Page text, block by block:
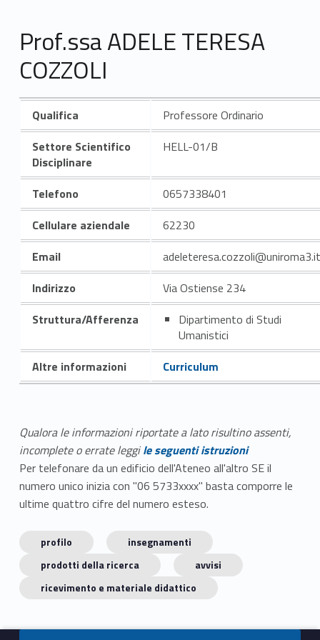
Prof.ssa ADELE TERESA
COZZOLI
Qualifica
Professore Ordinario
Settore Scientifico
Disciplinare
HELL-01/B
Telefono
0657338401
Cellulare aziendale
62230
Email
adeleteresa.cozzoli@uniroma3.it
Indirizzo
Via Ostiense 234
Struttura/Afferenza
Dipartimento di Studi
Umanistici
Altre informazioni
Curriculum
Qualora le informazioni riportate a lato risultino assenti,
incomplete o errate leggile seguenti istruzioni
Per telefonare da un edificio dell'Ateneo all'altro SE il
numero unico inizia con "06 5733xxxx" basta comporre le
ultime quattro cifre del numero esteso.
profilo
insegnamenti
prodotti della ricerca
avvisi
ricevimento e materiale didattico